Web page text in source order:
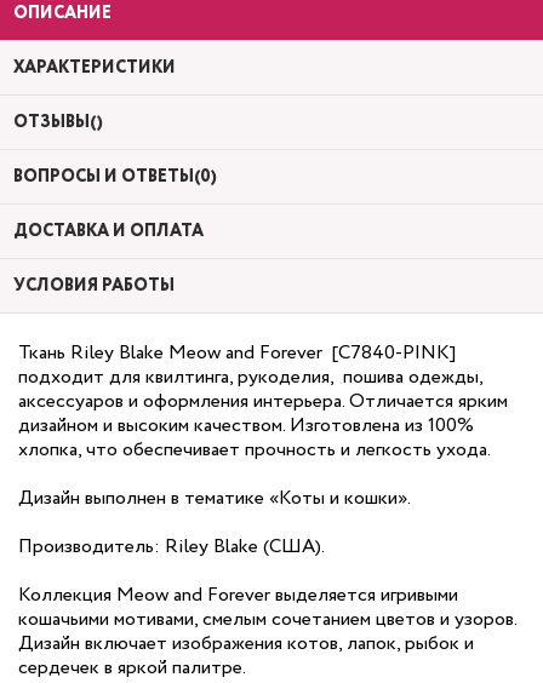
ОПИСАНИЕ
ХАРАКТЕРИСТИКИ
ОТЗЫВЫ()
ВОПРОСЫ И ОТВЕТЫ(0)
ДОСТАВКА И ОПЛАТА
УСЛОВИЯ РАБОТЫ
Ткань Riley Blake Meow and Forever [C7840-PINK]
подходит для квилтинга, рукоделия, пошива одежды,
аксессуаров и оформления интерьера. Отличается ярким
дизайном и высоким качеством. Изготовлена из 100%
хлопка, что обеспечивает прочность и легкость ухода.
Дизайн выполнен в тематике «Коты и кошки».
Производитель: Riley Blake (США).
Коллекция Meow and Forever выделяется игривыми
кошачьими мотивами, смелым сочетанием цветов и узоров.
Дизайн включает изображения котов, лапок, рыбок и
сердечек в яркой палитре.